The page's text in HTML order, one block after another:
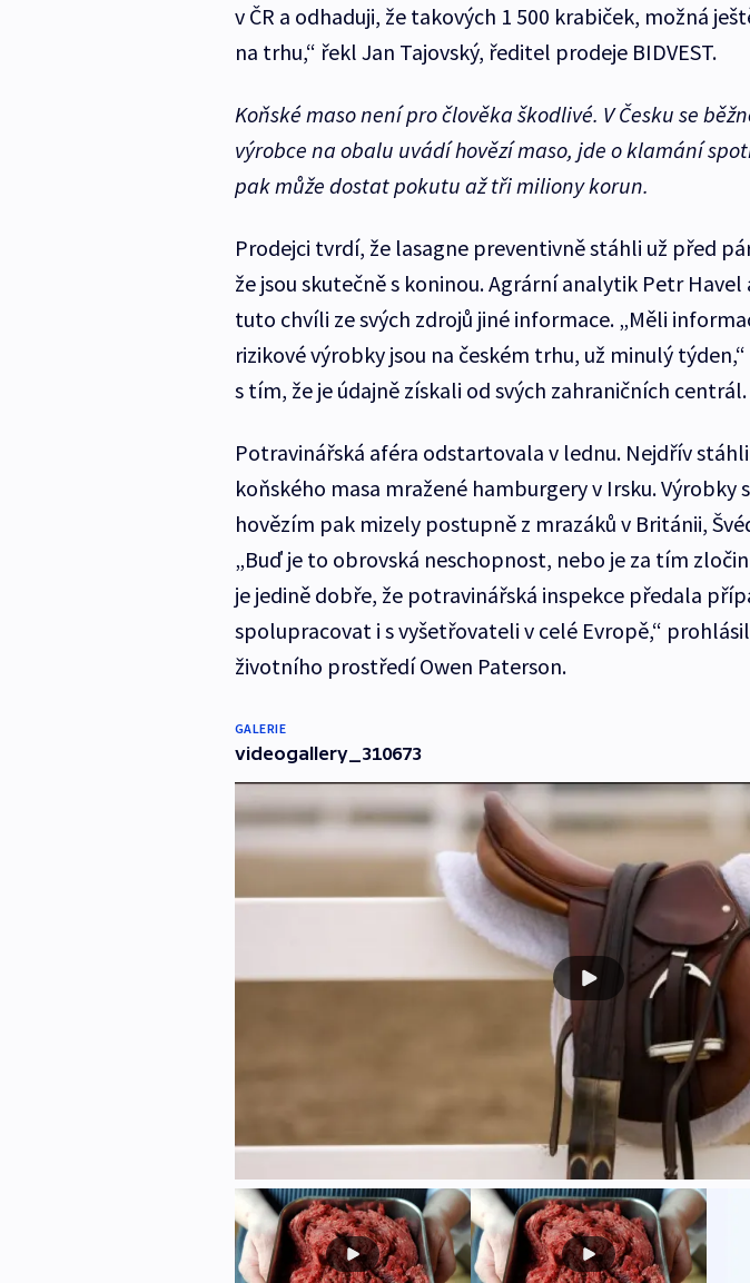
v ČR a odhaduji, že takových 1 500 krabiček, možná
na trhu,“ řekl Jan Tajovský, ředitel prodeje BIDVEST.
Koňské maso není pro člověka škodlivé. V Česku se
výrobce na obalu uvádí hovězí maso, jde o klamání
pak může dostat pokutu až tři miliony korun.
Prodejci tvrdí, že lasagne preventivně stáhli už před
že jsou skutečně s koninou. Agrární analytik Petr
tuto chvíli ze svých zdrojů jiné informace. „Měli
rizikové výrobky jsou na českém trhu, už minulý
s tím, že je údajně získali od svých zahraničních centrál.
Potravinářská aféra odstartovala v lednu. Nejdřív
koňského masa mražené hamburgery v Irsku. Výrobky
hovězím pak mizely postupně z mrazáků v Británii,
„Buď je to obrovská neschopnost, nebo je za tím
je jedině dobře, že potravinářská inspekce předala
spolupracovat i s vyšetřovateli v celé Evropě,“
životního prostředí Owen Paterson.
GALERIE
videogallery_310673